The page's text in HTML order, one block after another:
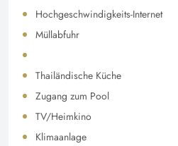
Hochgeschwindigkeits-Internet
Müllabfuhr
Thailändische Küche
Zugang zum Pool
TV/Heimkino
Klimaanlage